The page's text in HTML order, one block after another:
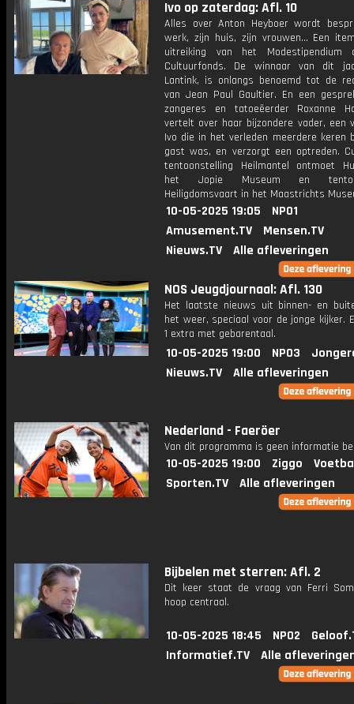
Ivo op zaterdag: Afl. 10
Alles over Anton Heyboer wordt
werk, zijn huis, zijn vrouwen... Een
uitreiking van het Modestipendium
Cultuurfonds. De winnaar van dit
Lantink, is onlangs benoemd tot de
van Jean Paul Gaultier. En een
zangeres en tatoeëerder Roxanne
vertelt over haar bijzondere vader, een
Ivo die in het verleden meerdere keren
gast was, en verzorgt een optreden.
tentoonstelling Heilmantel ontmoet
het Jopie Museum en
Heiligdomsvaart in het Maastrichts
10-05-2025 19:05
NPO1
Amusement.TV
Mensen.TV
Nieuws.TV
Alle afleveringen
NOS Jeugdjournaal: Afl. 130
Het laatste nieuws uit binnen- en
het weer, speciaal voor de jonge kijker.
1 extra met gebarentaal.
10-05-2025 19:00 NPO3
Nieuws.TV
Alle afleveringen
Nederland - Faeröer
Van dit programma is geen informatie
10-05-2025 19:00 Ziggo
Sporten.TV
Alle afleveringen
Bijbelen met sterren: Afl. 2
Dit keer staat de vraag van Ferri
hoop centraal.
10-05-2025 18:45 NPO2
Informatief.TV
Alle